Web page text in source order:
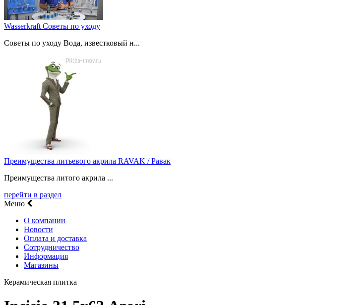
Wasserkraft Советы по уходу
Советы по уходу Вода, известковый н...
Преимущества литьевого акрила RAVAK / Равак
Преимущества литого акрила ...
перейти в раздел
Меню
О компании
Новости
Оплата и доставка
Сотрудничество
Информация
Магазины
Керамическая плитка